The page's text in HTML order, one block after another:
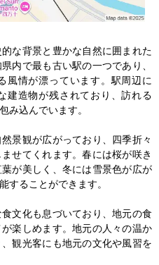
な背景と豊かな自然に囲まれた
内で最も古い駅の一つであり、
風情が漂っています。駅周辺に
建造物が残されており、訪れる
み込んでいます。
景観が広がっており、四季折々
せてくれます。春には桜が咲き
が美しく、冬には雪景色が広が
することができます。
文化も息づいており、地元の食
楽しめます。地元の人々の温か
観光客にも地元の文化や風習を